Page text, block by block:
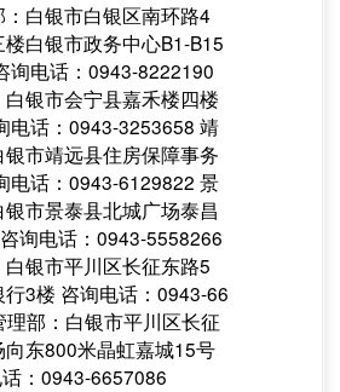
白银市白银区南环路4
白银市政务中心B1-B15
询电话：0943-8222190
银市会宁县嘉禾楼四楼
电话：0943-3253658 靖
市靖远县住房保障事务
电话：0943-6129822 景
市景泰县北城广场泰昌
询电话：0943-5558266
银市平川区长征东路5
3楼 咨询电话：0943-66
理部：白银市平川区长征
向东800米晶虹嘉城15号
：0943-6657086